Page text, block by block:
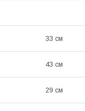
33 см
43 см
29 см